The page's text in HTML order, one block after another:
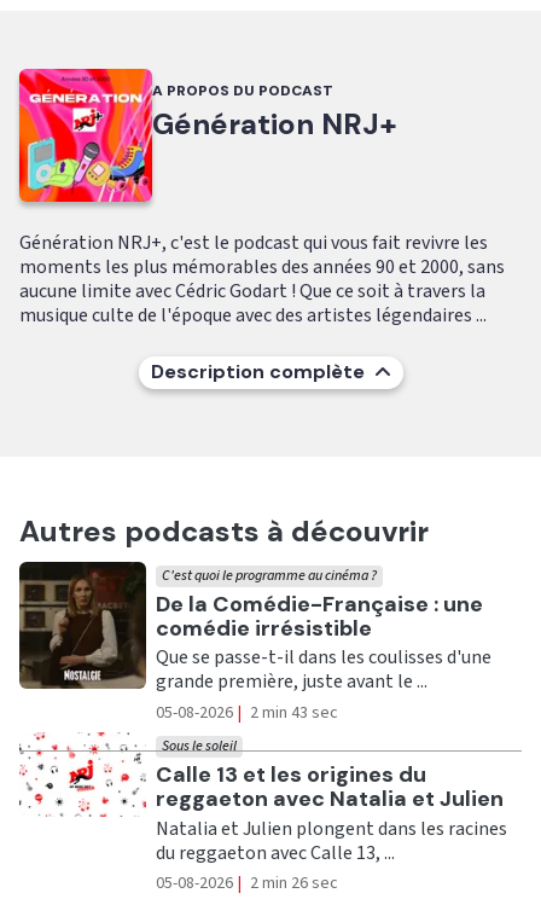
A PROPOS DU PODCAST
Génération NRJ+
Génération NRJ+, c'est le podcast qui vous fait revivre les
moments les plus mémorables des années 90 et 2000, sans
aucune limite avec Cédric Godart ! Que ce soit à travers la
musique culte de l'époque avec des artistes légendaires ...
Description complète
Autres podcasts à découvrir
Ecouter
De la Comédie-Française : une
comédie irrésistible
C'est quoi le programme au cinéma ?
Que se passe-t-il dans les coulisses d'une
grande première, juste avant le ...
05-08-2026 | 2 min 43 sec
Ecouter
Calle 13 et les origines du
reggaeton avec Natalia et Julien
Sous le soleil
Natalia et Julien plongent dans les racines
du reggaeton avec Calle 13, ...
05-08-2026 | 2 min 26 sec